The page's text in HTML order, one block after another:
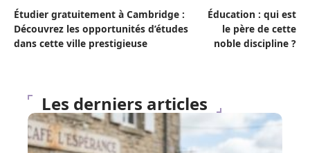
Étudier gratuitement à Cambridge :
Découvrez les opportunités d’études
dans cette ville prestigieuse
Éducation : qui est
le père de cette
noble discipline ?
Les derniers articles